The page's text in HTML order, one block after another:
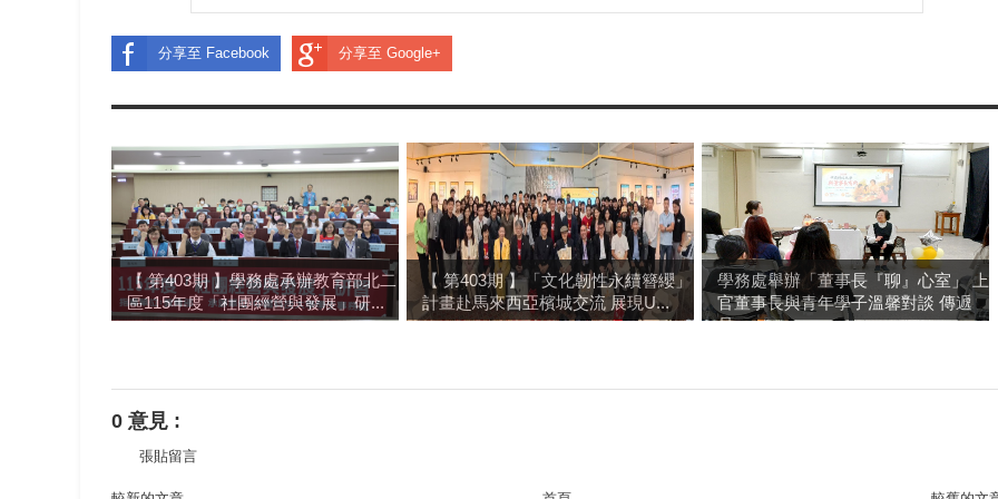
分享至 Facebook 分享至 Google+
【 第403期 】學務處承辦教育部北二
區115年度「社團經營與發展」研...
【 第403期 】「文化韌性永續簪纓」
計畫赴馬來西亞檳城交流 展現U...
學務處舉辦「董事長『聊』心室」 上
官董事長與青年學子溫馨對談 傳遞
品...
0 意見 :
張貼留言